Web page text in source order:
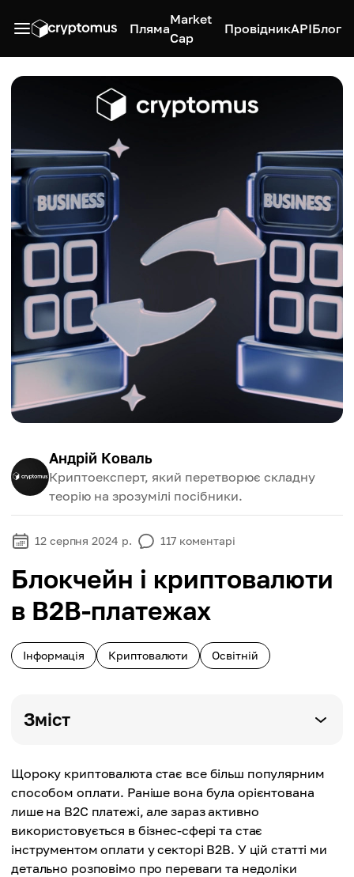
Пляма
Market
Cap
ПровідникAPIБлог
Андрій Коваль
Криптоексперт, який перетворює складну
теорію на зрозумілі посібники.
12 серпня 2024 р. 117 коментарі
Блокчейн і криптовалюти
в B2B-платежах
Інформація Криптовалюти Освітній
Зміст
Щороку криптовалюта стає все більш популярним
способом оплати. Раніше вона була орієнтована
лише на B2C платежі, але зараз активно
використовується в бізнес-сфері та стає
інструментом оплати у секторі B2B. У цій статті ми
детально розповімо про переваги та недоліки